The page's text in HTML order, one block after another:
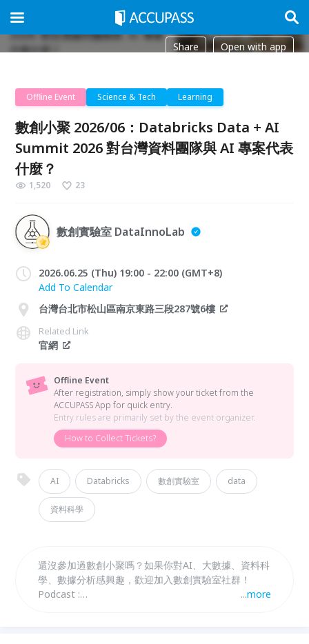
Share Open with app
Offline Event Science & Tech Learning
數創小聚 2026/06：Databricks Data + AI
Summit 2026 對台灣資料團隊與 AI 專案代表
什麼？
1,520 23
數創實驗室 DataInnoLab
2026.06.25 (Thu) 19:00 - 22:00 (GMT+8)
Add To Calendar
台灣台北市松山區南京東路三段287號6樓
Related Link
官網
Offline Event
After registration, simply show your ticket from the
ACCUPASS App for quick entry.
Entry rules are primarily set by the event organizer.
How to Collect Tickets?
AI Databricks 數創實驗室 data
資料科學
還沒參加過數創小聚嗎？如果你對AI、大數據、資料科
學、數據分析感興趣，歡迎加入數創實驗室社群！
Podcast :
...more